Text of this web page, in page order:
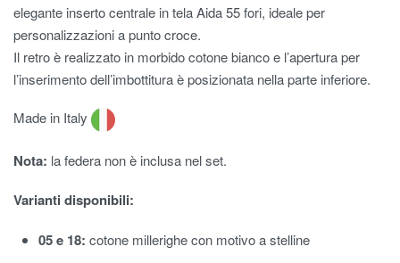
elegante inserto centrale in tela Aida 55 fori, ideale per
personalizzazioni a punto croce.
Il retro è realizzato in morbido cotone bianco e l’apertura per
l’inserimento dell’imbottitura è posizionata nella parte inferiore.
Made in Italy
Nota: la federa non è inclusa nel set.
Varianti disponibili:
05 e 18: cotone millerighe con motivo a stelline